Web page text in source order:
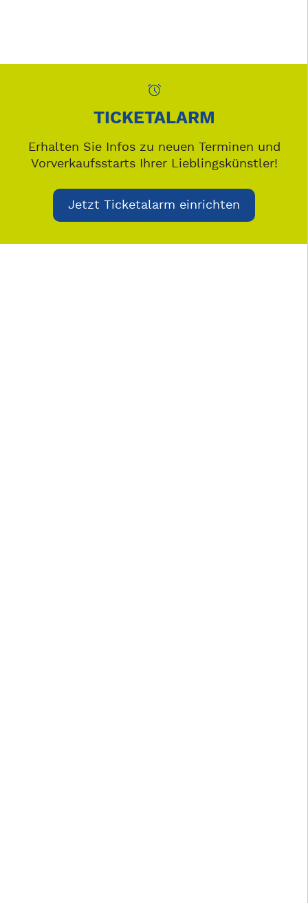
TICKETALARM
Erhalten Sie Infos zu neuen Terminen und
Vorverkaufsstarts Ihrer Lieblingskünstler!
Jetzt Ticketalarm einrichten